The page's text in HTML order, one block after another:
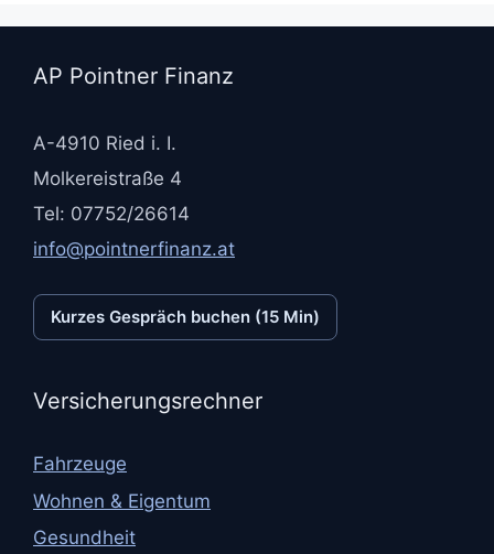
AP Pointner Finanz
A-4910 Ried i. I.
Molkereistraße 4
Tel: 07752/26614
info@pointnerfinanz.at
Kurzes Gespräch buchen (15 Min)
Versicherungsrechner
Fahrzeuge
Wohnen & Eigentum
Gesundheit